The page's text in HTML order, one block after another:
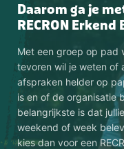
Daarom ga je
RECRON Erkend
Met een groep op pad
tevoren wil je weten of
afspraken helder op
is en of de organisatie
belangrijkste is dat
weekend of week
kies dan voor een